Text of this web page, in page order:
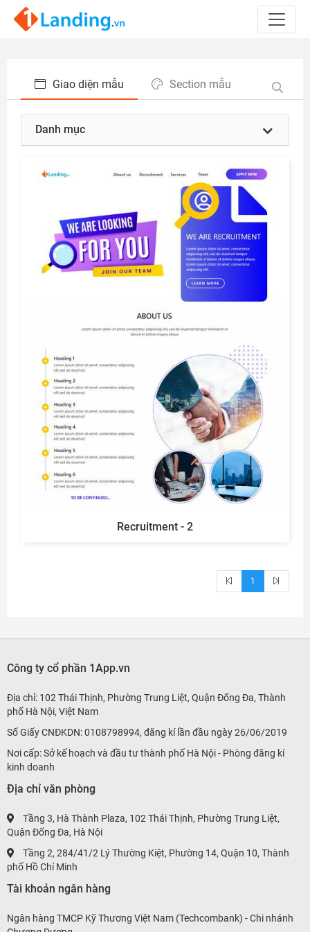
Giao diện mẫu Section mẫu
Danh mục
Recruitment - 2
1
Công ty cổ phần 1App.vn
Địa chỉ: 102 Thái Thịnh, Phường Trung Liệt, Quận Đống Đa, Thành
phố Hà Nội, Việt Nam
Số Giấy CNĐKDN: 0108798994, đăng kí lần đầu ngày 26/06/2019
Nơi cấp: Sở kế hoạch và đầu tư thành phố Hà Nội - Phòng đăng kí
kinh doanh
Địa chỉ văn phòng
Tầng 3, Hà Thành Plaza, 102 Thái Thịnh, Phường Trung Liệt,
Quận Đống Đa, Hà Nội
Tầng 2, 284/41/2 Lý Thường Kiệt, Phường 14, Quận 10, Thành
phố Hồ Chí Minh
Tài khoản ngân hàng
Ngân hàng TMCP Kỹ Thương Việt Nam (Techcombank) - Chi nhánh